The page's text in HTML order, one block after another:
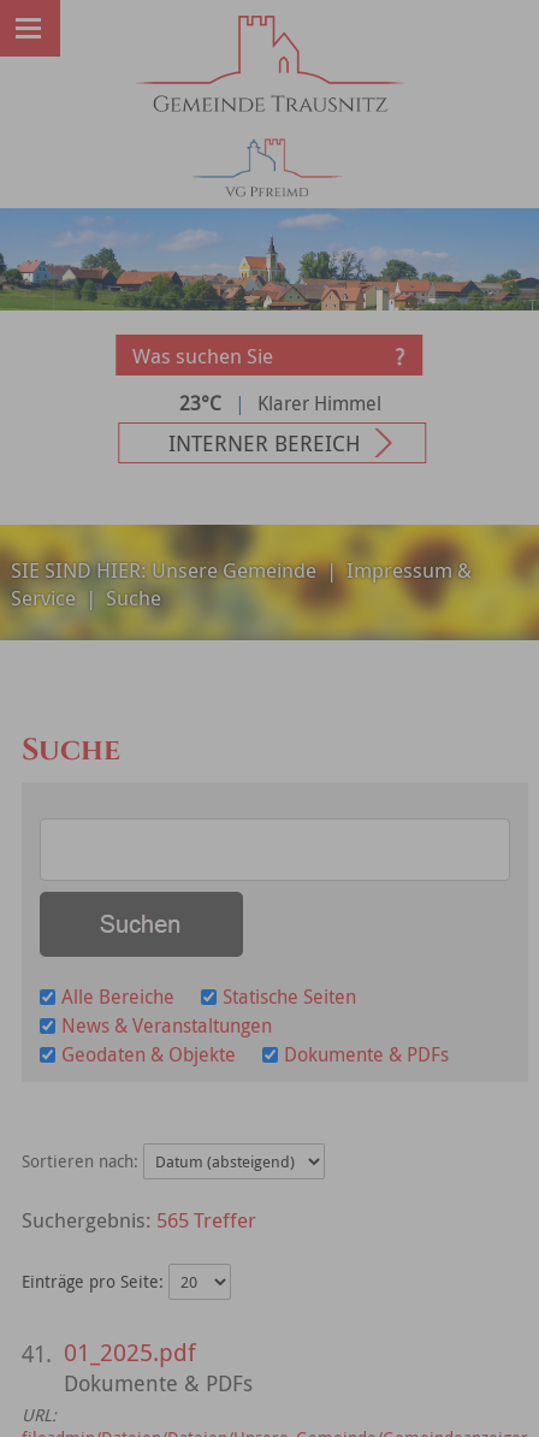
23°C | Klarer Himmel
INTERNER BEREICH
SIE SIND HIER:Unsere Gemeinde|Impressum &
Service | Suche
Suche
Alle Bereiche
Statische Seiten
News & Veranstaltungen
Geodaten & Objekte
Dokumente & PDFs
Sortieren nach:
565 Treffer
Einträge pro Seite:
41. 01_2025.pdf
Dokumente & PDFs
URL: